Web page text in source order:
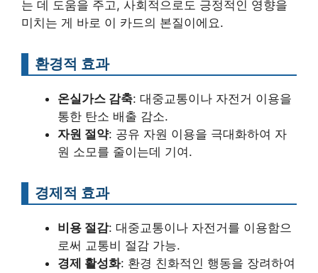
는 데 도움을 주고, 사회적으로도 긍정적인 영향을
미치는 게 바로 이 카드의 본질이에요.
환경적 효과
온실가스 감축: 대중교통이나 자전거 이용을
통한 탄소 배출 감소.
자원 절약: 공유 자원 이용을 극대화하여 자
원 소모를 줄이는데 기여.
경제적 효과
비용 절감: 대중교통이나 자전거를 이용함으
로써 교통비 절감 가능.
경제 활성화: 환경 친화적인 행동을 장려하여